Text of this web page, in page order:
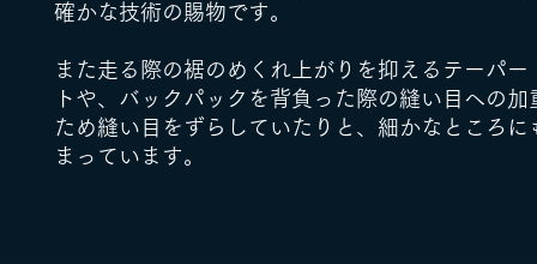
確かな技術の賜物です。
また走る際の裾のめくれ上がりを抑えるテーパー
トや、バックパックを背負った際の縫い目への加
ため縫い目をずらしていたりと、細かなところに
まっています。